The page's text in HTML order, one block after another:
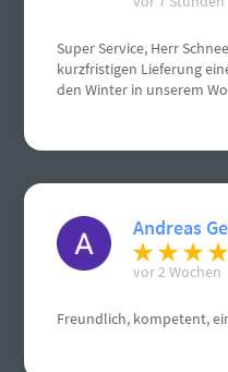
Super Service, Herr
kurzfristigen Lieferung
den Winter in unserem
Andreas
vor 2 Wochen
Freundlich, kompetent,